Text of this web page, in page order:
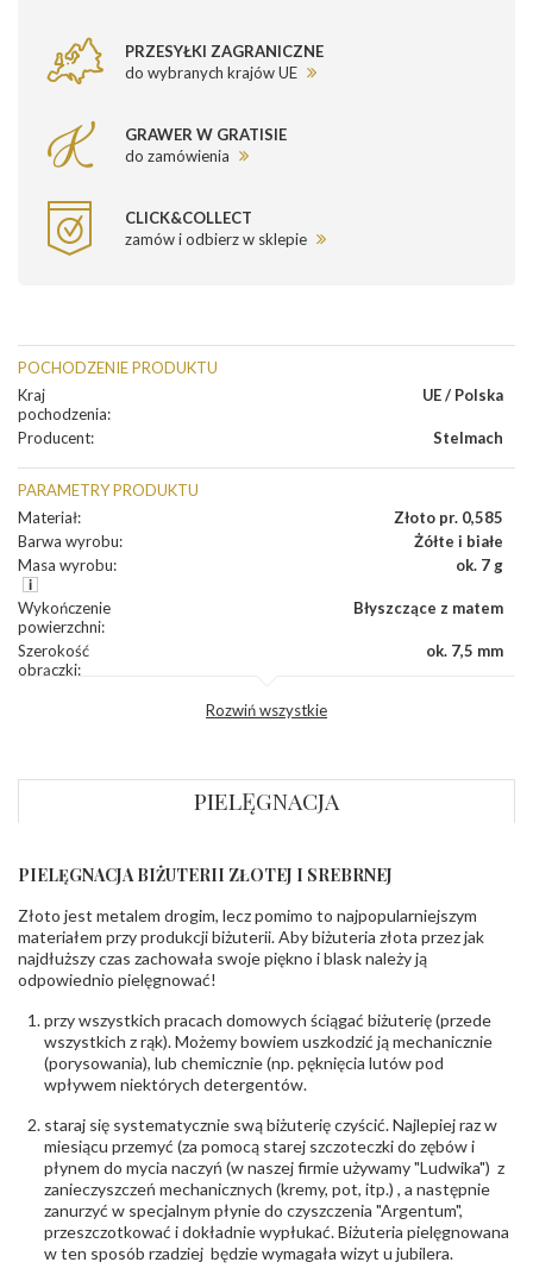
PRZESYŁKI ZAGRANICZNE
do wybranych krajów UE
GRAWER W GRATISIE
do zamówienia
CLICK&COLLECT
zamów i odbierz w sklepie
POCHODZENIE PRODUKTU
Kraj
pochodzenia:
UE / Polska
Producent: Stelmach
PARAMETRY PRODUKTU
Materiał:
Złoto pr. 0,585
Barwa wyrobu:
Żółte i białe
Masa wyrobu: ok. 7 g
Wykończenie
powierzchni:
Błyszczące z matem
Szerokość
obrączki:
ok. 7,5 mm
INNE PARAMETRY
Producent
odpowiedzialny:
PZ Stelmach Sp. z o.o. ul. Północna 22 45-805
Opole; NIP 7542889545; Tel. +48 77 54 90 100;
biuro@stelmach.pl
Bezpieczeństwo
ostrzeżenia:
Nie nadaje się dla dzieci w wieku poniżej 3 lat
zawierają nikiel
Rozwiń wszystkie
PIELĘGNACJA
PIELĘGNACJA BIŻUTERII ZŁOTEJ I SREBRNEJ
Złoto jest metalem drogim, lecz pomimo to najpopularniejszym
materiałem przy produkcji biżuterii. Aby biżuteria złota przez jak
najdłuższy czas zachowała swoje piękno i blask należy ją
odpowiednio pielęgnować!
przy wszystkich pracach domowych ściągać biżuterię (przede
wszystkich z rąk). Możemy bowiem uszkodzić ją mechanicznie
(porysowania), lub chemicznie (np. pęknięcia lutów pod
wpływem niektórych detergentów.
staraj się systematycznie swą biżuterię czyścić. Najlepiej raz w
miesiącu przemyć (za pomocą starej szczoteczki do zębów i
płynem do mycia naczyń (w naszej firmie używamy "Ludwika") z
zanieczyszczeń mechanicznych (kremy, pot, itp.) , a następnie
zanurzyć w specjalnym płynie do czyszczenia "Argentum",
przeszczotkować i dokładnie wypłukać. Biżuteria pielęgnowana
w ten sposób rzadziej będzie wymagała wizyt u jubilera.